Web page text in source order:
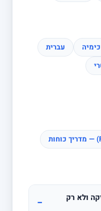
כימיה
עברית
ולא רק
−